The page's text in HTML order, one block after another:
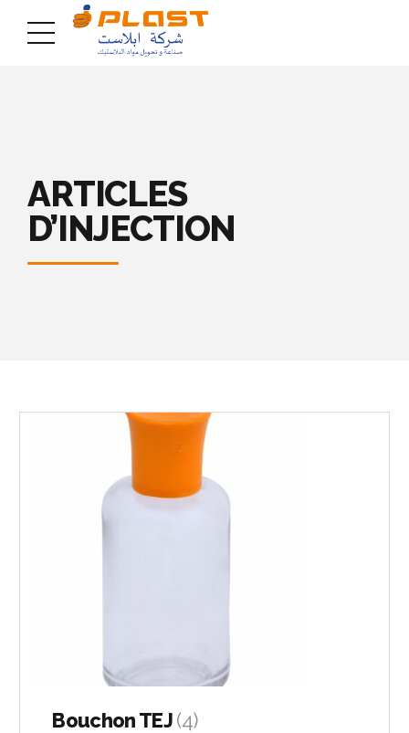
ARTICLES
D’INJECTION
Bouchon TEJ(4)